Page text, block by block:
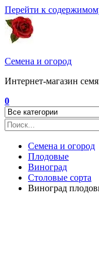
Перейти к
Семена и огород
Интернет-магазин
0
Семена и огород
Плодовые
Виноград
Столовые сорта
Виноград